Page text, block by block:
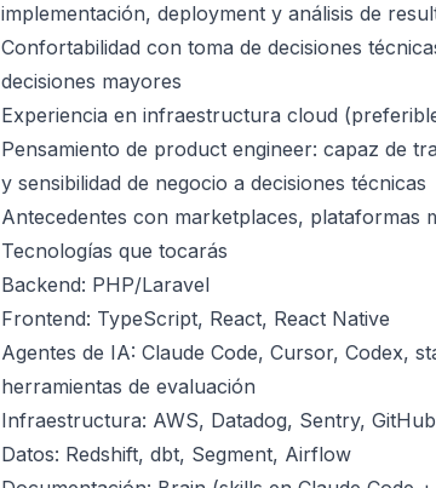
implementación, deployment y análisis de
Confortabilidad con toma de decisiones
decisiones mayores
Experiencia en infraestructura cloud
Pensamiento de product engineer: capaz de
y sensibilidad de negocio a decisiones técnicas
Antecedentes con marketplaces, plataformas
Tecnologías que tocarás
Backend: PHP/Laravel
Frontend: TypeScript, React, React Native
Agentes de IA: Claude Code, Cursor, Codex,
herramientas de evaluación
Infraestructura: AWS, Datadog, Sentry,
Datos: Redshift, dbt, Segment, Airflow